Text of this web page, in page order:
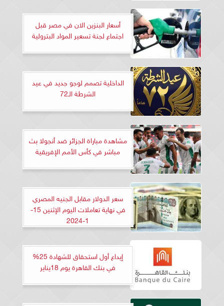
أسعار البنزين الان في مصر قبل
اجتماع لجنة تسعير المواد البترولية
الداخلية تصمم لوجو جديد في عيد
الشرطة الـ72
مشاهدة مباراة الجزائر ضد أنجولا بث
مباشر في كأس الأمم الإفريقية
سعر الدولار مقابل الجنيه المصري
في نهاية تعاملات اليوم الإثنين 15-
1-2024
إيداع أول استحقاق للشهادة 25%
في بنك القاهرة يوم 18يناير